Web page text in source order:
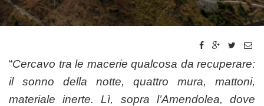
“Cercavo tra le macerie qualcosa da recuperare:
il sonno della notte, quattro mura, mattoni,
materiale inerte. Lì, sopra l’Amendolea, dove